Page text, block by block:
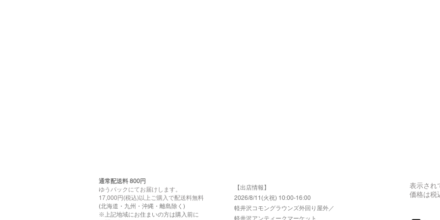
通常配送料 800円​
ゆうパックにてお届けします。
17,000円(税込)以上ご購入で配送料無料
(北海道・九州・沖縄・離島除く)
※上記地域にお住まいの方は購入前に
【出店情報】
2026/8/11(火祝) 10:00-16:00
​軽井沢コモングラウンズ外回り屋外／
軽井沢アンティークマーケット
表示され
価格は税